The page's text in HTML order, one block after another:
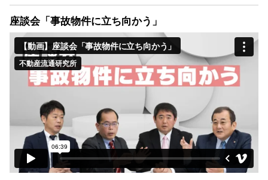
座談会「事故物件に立ち向かう」